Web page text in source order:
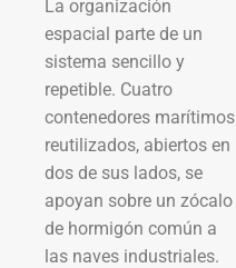
La organización
espacial parte de un
sistema sencillo y
repetible. Cuatro
contenedores marítimos
reutilizados, abiertos en
dos de sus lados, se
apoyan sobre un zócalo
de hormigón común a
las naves industriales.